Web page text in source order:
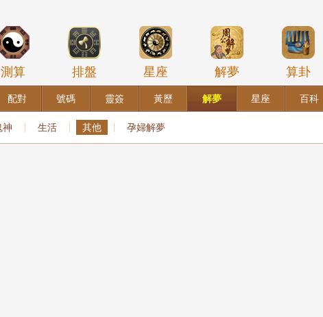
測算 排盤 星座 解夢 算卦
配對 號碼 靈簽 黃歷 解夢 星座 百科
神 生活 其他 孕婦解夢